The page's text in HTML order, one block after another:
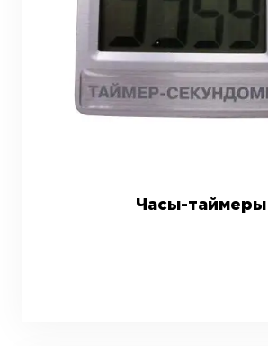
Часы-таймеры